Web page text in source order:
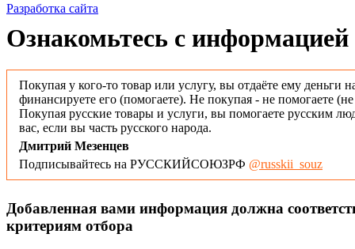
Разработка сайта
Ознакомьтесь с информацией
Покупая у кого-то товар или услугу, вы отдаёте ему деньги
финансируете его (помогаете). Не покупая - не помогаете
Покупая русские товары и услуги, вы помогаете русским
вас, если вы часть русского народа.
Дмитрий Мезенцев
Подписывайтесь на РУССКИЙСОЮЗРФ @russkii_souz
Добавленная вами информация должна
критериям отбора